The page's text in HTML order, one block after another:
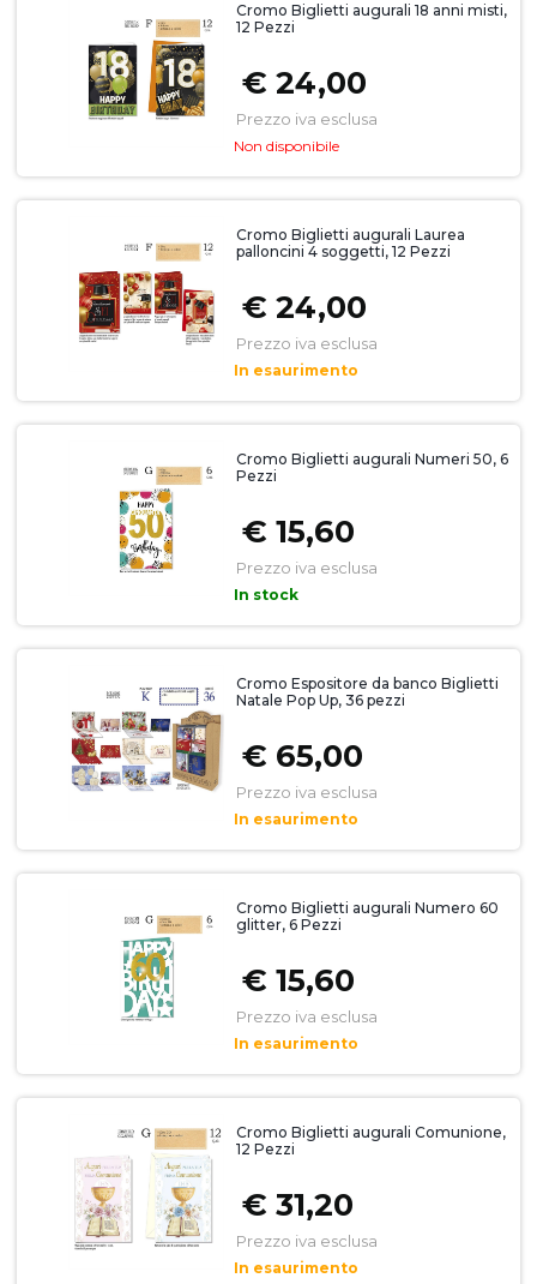
Cromo Biglietti augurali 18 anni misti,
12 Pezzi
€ 24,00
Prezzo iva esclusa
Non disponibile
Cromo Biglietti augurali Laurea
palloncini 4 soggetti, 12 Pezzi
€ 24,00
Prezzo iva esclusa
In esaurimento
Cromo Biglietti augurali Numeri 50, 6
Pezzi
€ 15,60
Prezzo iva esclusa
In stock
Cromo Espositore da banco Biglietti
Natale Pop Up, 36 pezzi
€ 65,00
Prezzo iva esclusa
In esaurimento
Cromo Biglietti augurali Numero 60
glitter, 6 Pezzi
€ 15,60
Prezzo iva esclusa
In esaurimento
Cromo Biglietti augurali Comunione,
12 Pezzi
€ 31,20
Prezzo iva esclusa
In esaurimento